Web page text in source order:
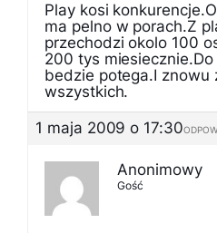
Play kosi
ma pelno w porach.Z
przechodzi okolo 100
200 tys
bedzie potega.I znowu
wszystkich.
1 maja 2009 o 17:30
Anonimowy
Gość